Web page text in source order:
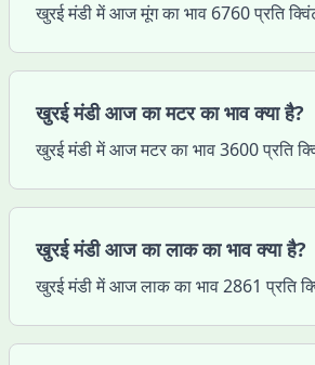
खुरई मंडी में आज मूंग का भाव 6760 प्रति
खुरई मंडी आज का मटर का भाव क्या है?
खुरई मंडी में आज मटर का भाव 3600 प्रति
खुरई मंडी आज का लाक का भाव क्या है?
खुरई मंडी में आज लाक का भाव 2861 प्रति